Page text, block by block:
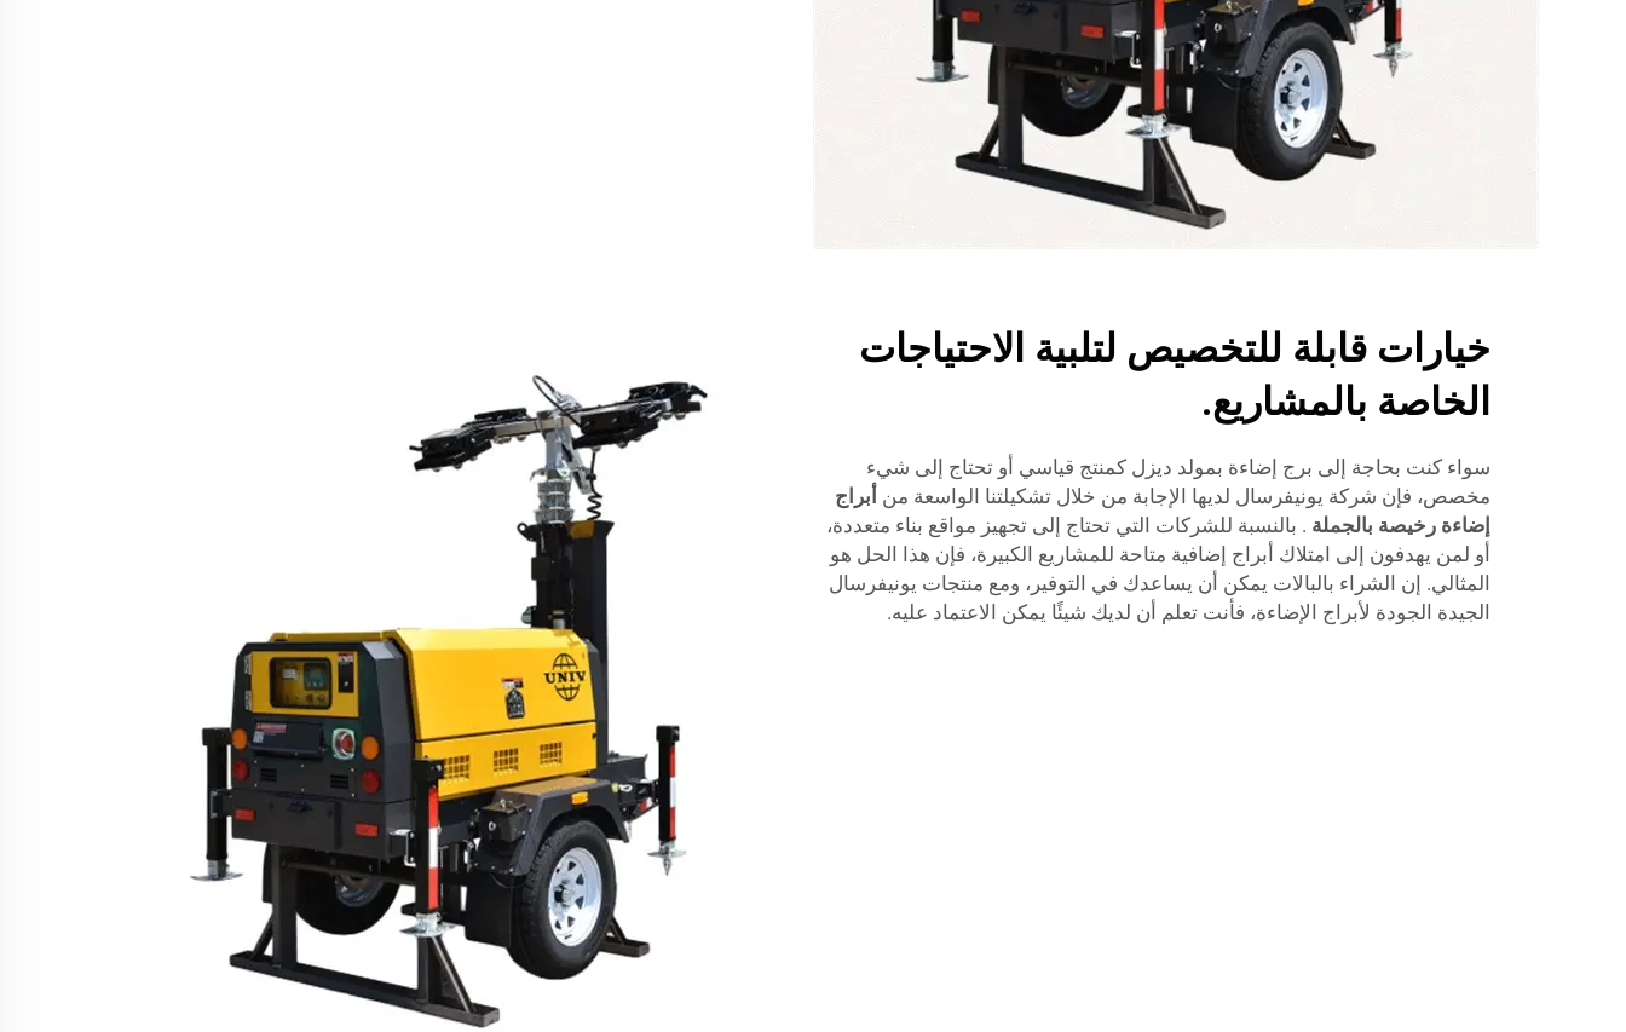
خيارات قابلة للتخصيص لتلبية الاحتياجات
الخاصة بالمشاريع.
سواء كنت بحاجة إلى برج إضاءة بمولد ديزل كمنتج قياسي أو تحتاج إلى شيء
مخصص، فإن شركة يونيفرسال لديها الإجابة من خلال تشكيلتنا الواسعة من أبراج
إضاءة رخيصة بالجملة . بالنسبة للشركات التي تحتاج إلى تجهيز مواقع بناء متعددة،
أو لمن يهدفون إلى امتلاك أبراج إضافية متاحة للمشاريع الكبيرة، فإن هذا الحل هو
المثالي. إن الشراء بالبالات يمكن أن يساعدك في التوفير، ومع منتجات يونيفرسال
الجيدة الجودة لأبراج الإضاءة، فأنت تعلم أن لديك شيئًا يمكن الاعتماد عليه.